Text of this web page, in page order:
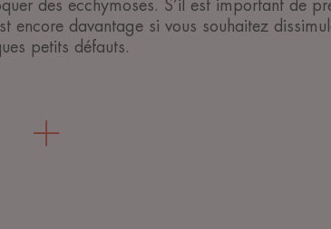
des ecchymoses. S’il est important de
encore davantage si vous souhaitez
petits défauts.